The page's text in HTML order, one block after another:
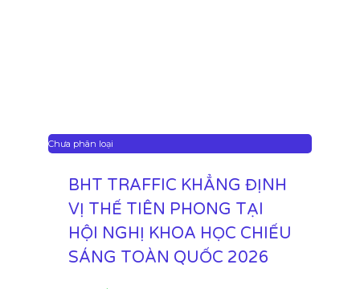
Chưa phân loại
BHT TRAFFIC KHẲNG ĐỊNH
VỊ THẾ TIÊN PHONG TẠI
HỘI NGHỊ KHOA HỌC CHIẾU
SÁNG TOÀN QUỐC 2026